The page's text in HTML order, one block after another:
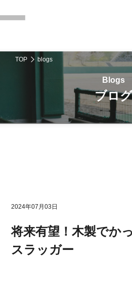
TOP blogs
ブログ
2024年07月03日
将来有望！木製でか
スラッガー